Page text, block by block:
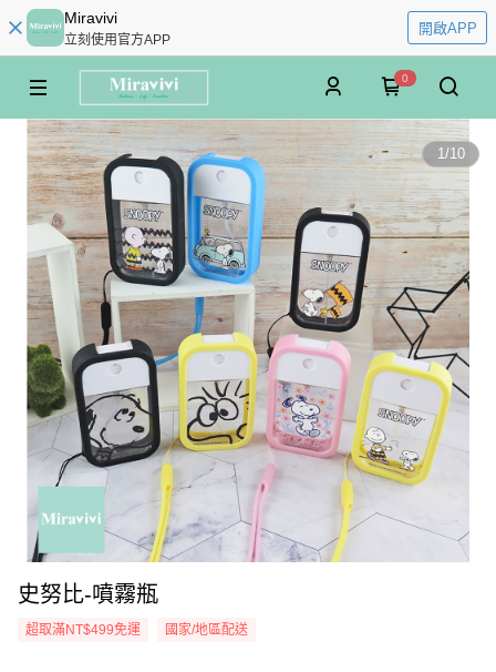
Miravivi
立刻使用官方APP
開啟APP
0
1/10
史努比-噴霧瓶
超取滿NT$499免運 國家/地區配送